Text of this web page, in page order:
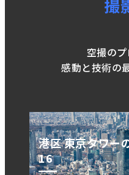
撮
空撮のプ
感動と技術の
港区 東京タワー
16